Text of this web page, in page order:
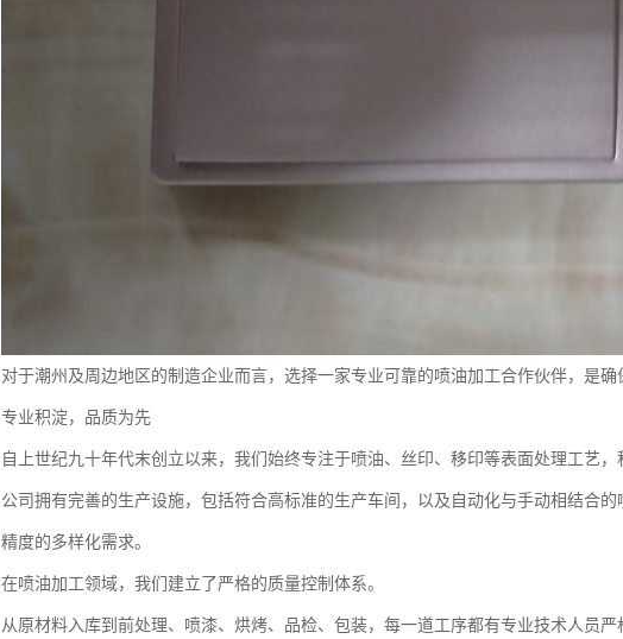
对于潮州及周边地区的制造企业而言，选择一家专业可靠的喷油加工合作伙伴，是确
专业积淀，品质为先
自上世纪九十年代末创立以来，我们始终专注于喷油、丝印、移印等表面处理工艺，
公司拥有完善的生产设施，包括符合高标准的生产车间，以及自动化与手动相结合
精度的多样化需求。
在喷油加工领域，我们建立了严格的质量控制体系。
从原材料入库到前处理、喷漆、烘烤、品检、包装，每一道工序都有专业技术人员严